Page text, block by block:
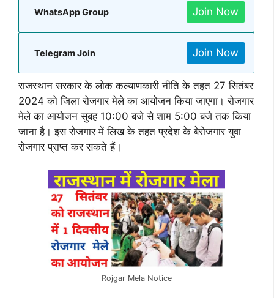
WhatsApp Group Join Now
Telegram Join Join Now
राजस्थान सरकार के लोक कल्याणकारी नीति के तहत 27 सितंबर
2024 को जिला रोजगार मेले का आयोजन किया जाएगा। रोजगार
मेले का आयोजन सुबह 10:00 बजे से शाम 5:00 बजे तक किया
जाना है। इस रोजगार में लिख के तहत प्रदेश के बेरोजगार युवा
रोजगार प्राप्त कर सकते हैं।
Rojgar Mela Notice